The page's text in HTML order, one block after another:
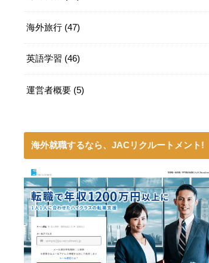
海外旅行 (47)
英語学習 (46)
運営者概要 (5)
海外就職するなら、JACリクルートメント!